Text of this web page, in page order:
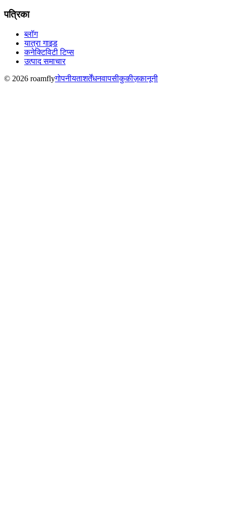
पत्रिका
ब्लॉग
यात्रा गाइड
कनेक्टिविटी टिप्स
उत्पाद समाचार
© 2026 roamflyगोपनीयताशर्तेंधनवापसीकुकीज़कानूनी